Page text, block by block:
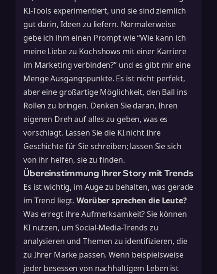
KI-Tools experimentiert, und sie sind ziemlich
gut darin, Ideen zu liefern. Normalerweise
gebe ich ihm einen Prompt wie “Wie kann ich
meine Liebe zu Kochshows mit einer Karriere
im Marketing verbinden?” und es gibt mir eine
Menge Ausgangspunkte. Es ist nicht perfekt,
aber eine großartige Möglichkeit, den Ball ins
Rollen zu bringen. Denken Sie daran, Ihren
eigenen Dreh auf alles zu geben, was es
vorschlägt. Lassen Sie die KI nicht Ihre
Geschichte für Sie schreiben; lassen Sie sich
von ihr helfen, sie zu finden.
Übereinstimmung Ihrer Story mit Trends
Es ist wichtig, im Auge zu behalten, was gerade
im Trend liegt.Worüber sprechen die Leute?
Was erregt ihre Aufmerksamkeit? Sie können
KI nutzen, um Social-Media-Trends zu
analysieren und Themen zu identifizieren, die
zu Ihrer Marke passen. Wenn beispielsweise
jeder besessen von nachhaltigem Leben ist